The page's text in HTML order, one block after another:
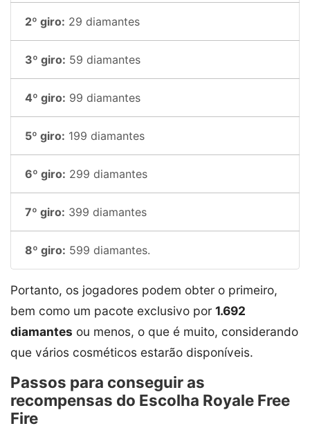
2º giro: 29 diamantes
3º giro: 59 diamantes
4º giro: 99 diamantes
5º giro: 199 diamantes
6º giro: 299 diamantes
7º giro: 399 diamantes
8º giro: 599 diamantes.
Portanto, os jogadores podem obter o primeiro,
bem como um pacote exclusivo por 1.692
diamantes ou menos, o que é muito, considerando
que vários cosméticos estarão disponíveis.
Passos para conseguir as
recompensas do Escolha Royale Free
Fire